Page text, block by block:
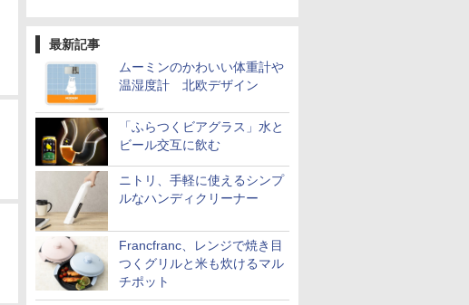
最新記事
ムーミンのかわいい体重計や
温湿度計 北欧デザイン
「ふらつくビアグラス」水と
ビール交互に飲む
ニトリ、手軽に使えるシンプ
ルなハンディクリーナー
Francfranc、レンジで焼き目
つくグリルと米も炊けるマル
チポット